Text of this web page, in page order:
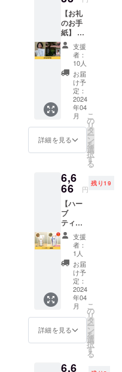
阜県七宗町
で「公教育
でない学び
舎」とムラ
作りをミッ
クスさせた
次世代型共
同体の実現
に向けて活
動中。構想
の中心とな
の名前の由
来は「じゃ
あさ、こう
しよう」と
物事に対し
て柔軟であ
る姿勢、変
容を恐れず
前に進む姿
勢の合言葉
「じゃあ
さ」から。
【お礼
のお手
紙】 プ
ロジェ
クト
オー
ナーの
井川か
らお礼
のお手
紙でお
送りさ
せてい
ただき
ます。
なお、
に上乗
せ支援
が可能
です。
応援の
気持ち
の上乗
せ、大
歓迎で
す！
支援
者：
10人
お届
け予
定：
2024
年04
月
詳細を見る
こ
の
リ
タ
ー
ン
を
選
択
す
る
6,6
66 円
残り19
【ハー
ブ
ティー2
種類】
愛知県
豊田市
の障が
い者就
労継続
支援A型
事業所
さんで
生産さ
れる特
別栽培
農産物
ブ
支援
者：
1人
お届
け予
定：
2024
年04
月
詳細を見る
こ
の
リ
タ
ー
ン
を
選
択
す
る
6,6